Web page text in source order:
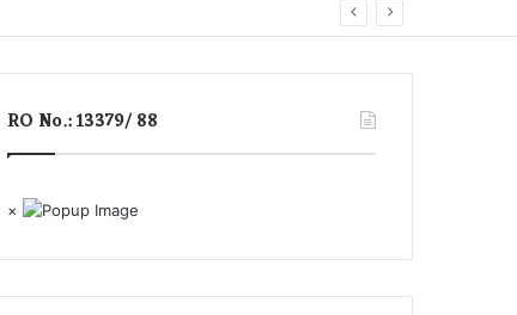
RO No.: 13379/ 88
×